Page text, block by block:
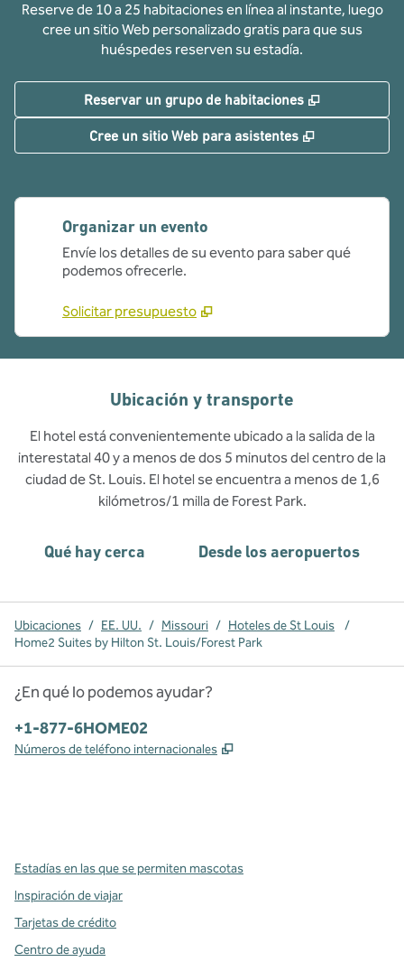
Reserve de 10 a 25 habitaciones en línea al instante, luego
cree un sitio Web personalizado gratis para que sus
huéspedes reserven su estadía.
Reservar un grupo de habitaciones ,
Cree un sitio Web para asistentes ,
Organizar un evento
Envíe los detalles de su evento para saber qué
podemos ofrecerle.
Solicitar presupuesto
Ubicación y transporte
El hotel está convenientemente ubicado a la salida de la
interestatal 40 y a menos de dos 5 minutos del centro de la
ciudad de St. Louis. El hotel se encuentra a menos de 1,6
kilómetros/1 milla de Forest Park.
Qué hay cerca Desde los aeropuertos
Ubicaciones / EE. UU. / Missouri / Hoteles de St Louis
/
Home2 Suites by Hilton St. Louis/Forest Park
¿En qué lo podemos ayudar?
Teléfono:
+1-877-6HOME02
Números de teléfono internacionales ,
Estadías en las que se permiten mascotas
Inspiración de viajar
Tarjetas de crédito
Centro de ayuda